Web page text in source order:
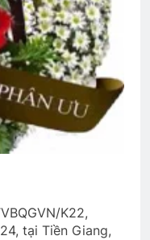
29
17
K22,
tại Tiền Giang,